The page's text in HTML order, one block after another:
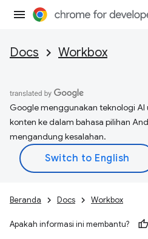
Docs Workbox
Google menggunakan teknologi
konten ke dalam bahasa pilihan
mengandung kesalahan.
Beranda Docs Workbox
Apakah informasi ini membantu?